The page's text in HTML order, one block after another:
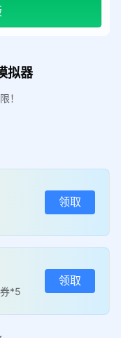
拟器
！
领取
*5
领取